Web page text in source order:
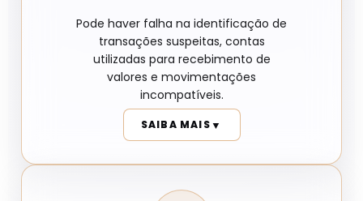
Pode haver falha na identificação de
transações suspeitas, contas
utilizadas para recebimento de
valores e movimentações
incompatíveis.
SAIBA MAIS▼